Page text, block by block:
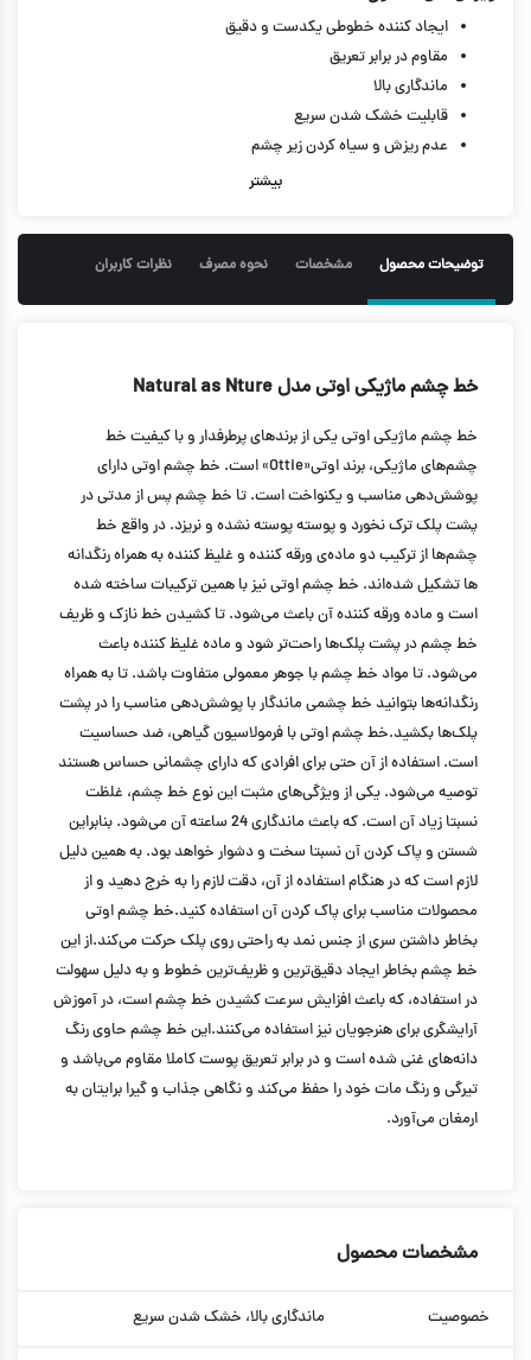
ایجاد کننده خطوطی یکدست و دقیق
مقاوم در برابر تعریق
ماندگاری بالا
قابلیت خشک شدن سریع
عدم ریزش و سیاه کردن زیر چشم
بیشتر
توضیحات محصول مشخصات نحوه مصرف نظرات کاربران
خط چشم ماژیکی اوتی مدل Natural as Nture
خط چشم ماژیکی اوتی یکی از برندهای پرطرفدار و با کیفیت خط
چشم‌های ماژیکی، برند اوتی«Ottie» است. خط چشم اوتی دارای
پوشش‌دهی مناسب و یکنواخت است. تا خط چشم پس از مدتی در
پشت پلک ترک نخورد و پوسته پوسته نشده و نریزد. در واقع خط
چشم‌ها از ترکیب دو ماده‌ی ورقه کننده و غلیظ کننده به همراه رنگدانه
ها تشکیل شده‌اند. خط چشم اوتی نیز با همین ترکیبات ساخته شده
است و ماده ورقه کننده آن باعث می‌شود. تا کشیدن خط نازک و ظریف
خط چشم در پشت پلک‌ها راحت‌تر شود و ماده غلیظ کننده باعث
می‌شود. تا مواد خط چشم با جوهر معمولی متفاوت باشد. تا به همراه
رنگدانه‌ها بتوانید خط چشمی ماندگار با پوشش‌دهی مناسب را در پشت
پلک‌ها بکشید.خط چشم اوتی با فرمولاسیون گیاهی، ضد حساسیت
است. استفاده از آن حتی برای افرادی که دارای چشمانی حساس هستند
توصیه می‌شود. یکی از ویژگی‌های مثبت این نوع خط چشم، غلظت
نسبتا زیاد آن است. که باعث ماندگاری 24 ساعته آن می‌شود. بنابراین
شستن و پاک کردن آن نسبتا سخت و دشوار خواهد بود. به همین دلیل
لازم است که در هنگام استفاده از آن، دقت لازم را به خرج دهید و از
محصولات مناسب برای پاک کردن آن استفاده کنید.خط چشم اوتی
بخاطر داشتن سری از جنس نمد به راحتی روی پلک حرکت می‌کند.از این
خط چشم بخاطر ایجاد دقیق‌ترین و ظریف‌ترین خطوط و به دلیل سهولت
در استفاده، که باعث افزایش سرعت کشیدن خط چشم است، در آموزش
آرایشگری برای هنرجویان نیز استفاده می‌کنند.این خط چشم حاوی رنگ
دانه‌های غنی شده است و در برابر تعریق پوست کاملا مقاوم می‌باشد و
تیرگی و رنگ مات خود را حفظ می‌کند و نگاهی جذاب و گیرا برایتان به
ارمغان می‌آورد.
مشخصات محصول
خصوصیت ماندگاری بالا، خشک شدن سریع